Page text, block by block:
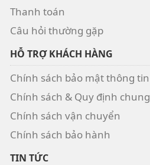
Thanh toán
Câu hỏi thường gặp
HỖ TRỢ KHÁCH HÀNG
Chính sách bảo mật thông tin
Chính sách & Quy định chung
Chính sách vận chuyển
Chính sách bảo hành
TIN TỨC